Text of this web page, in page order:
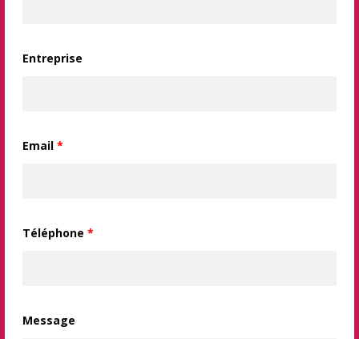
Entreprise
Email *
Téléphone *
Message